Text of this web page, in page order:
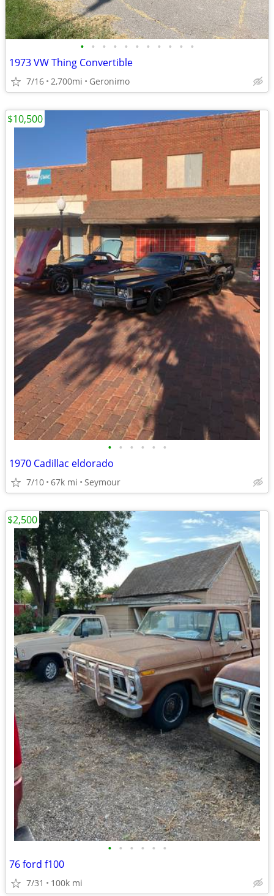
• • • • • • • • • • •
1973 VW Thing Convertible
7/16 2,700mi Geronimo
• • • • • •
1970 Cadillac eldorado
7/10 67k mi Seymour
$10,500
• • • • • •
76 ford f100
7/31 100k mi
$2,500